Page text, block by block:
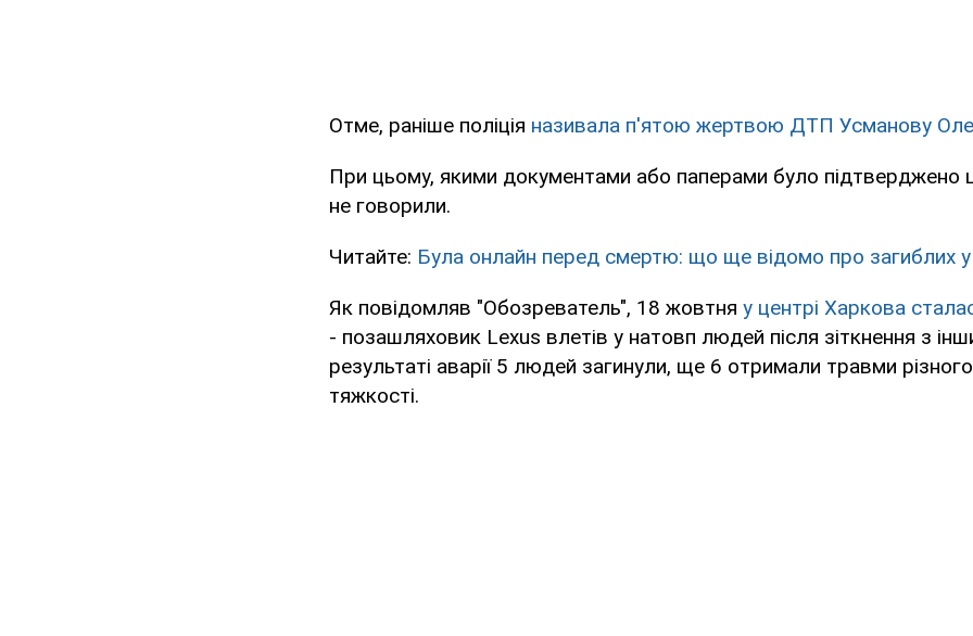
Отме, раніше поліція називала п'ятою жертвою ДТП Усманову
При цьому, якими документами або паперами було підтверджено
не говорили.
Читайте: Була онлайн перед смертю: що ще відомо про загиблих
Як повідомляв "Обозреватель", 18 жовтня у центрі Харкова
- позашляховик Lexus влетів у натовп людей після зіткнення з
результаті аварії 5 людей загинули, ще 6 отримали травми
тяжкості.